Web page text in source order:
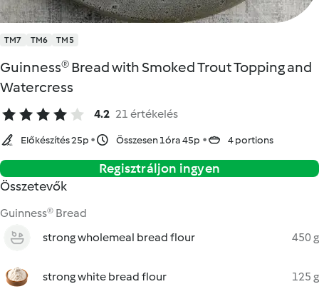
TM7 TM6 TM5
Guinness® Bread with Smoked Trout Topping and
Watercress
4.2 21 értékelés
Előkészítés 25p Összesen 1óra 45p 4 portions
Regisztráljon ingyen
Összetevők
Guinness® Bread
strong wholemeal bread flour
450 g
strong white bread flour 125 g